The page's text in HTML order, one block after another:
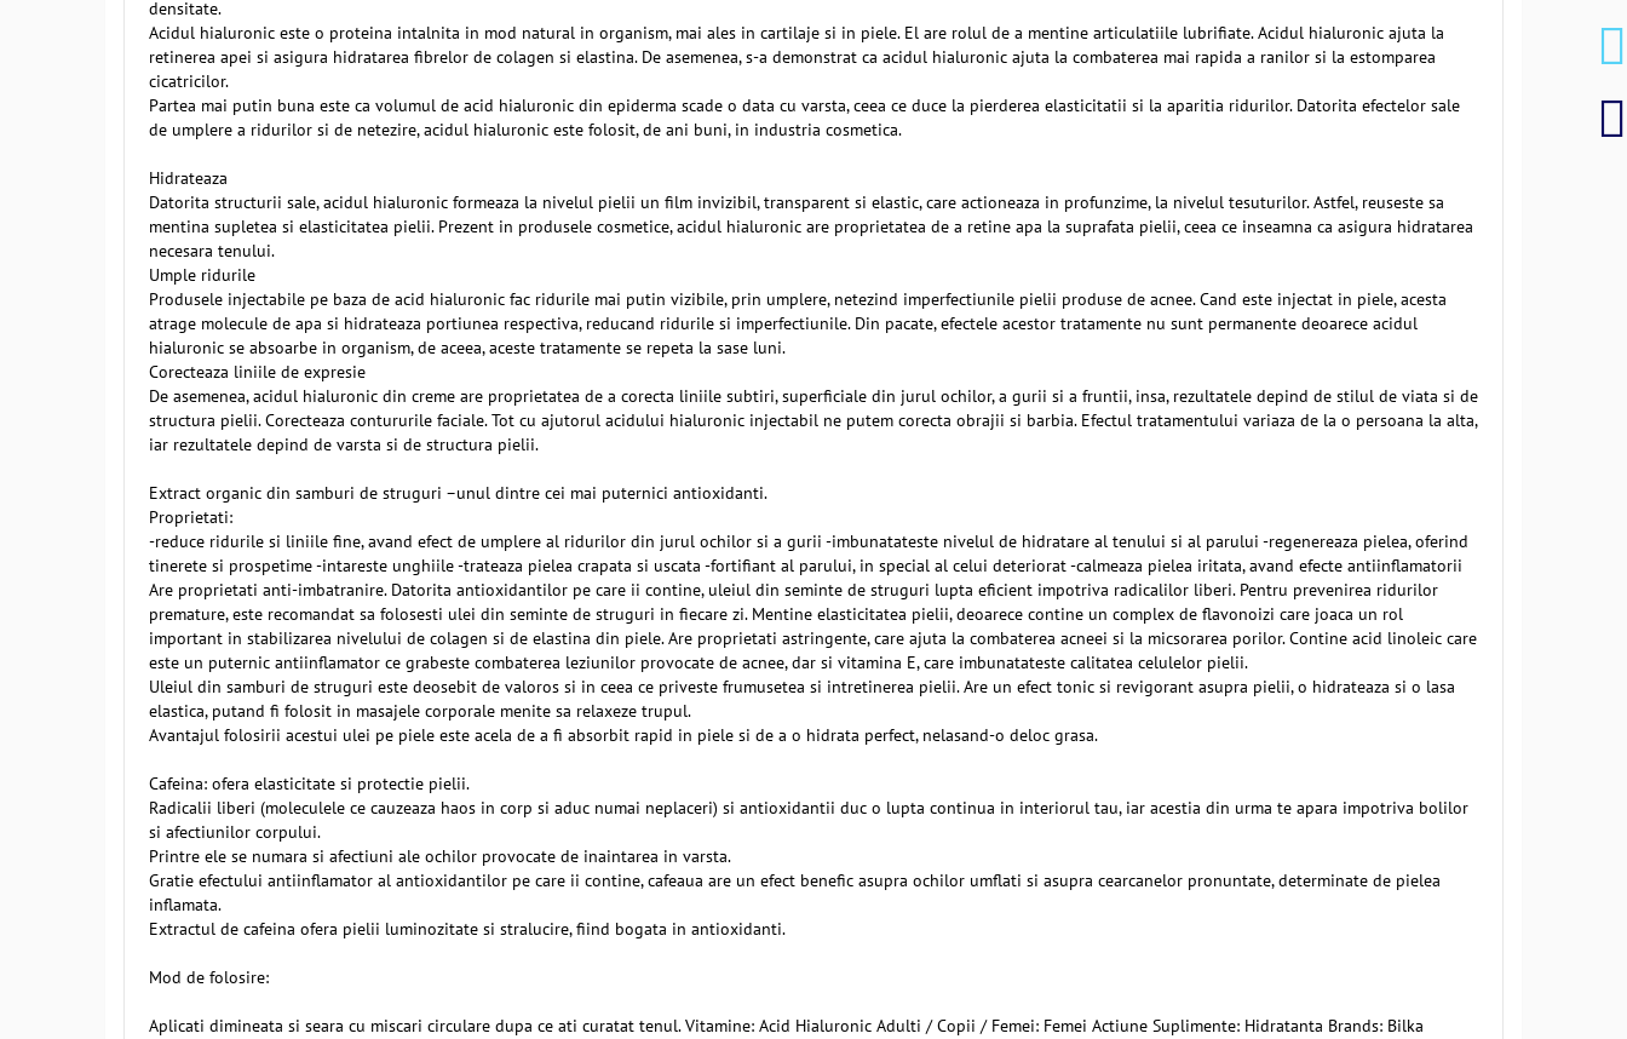
densitate.
Acidul hialuronic este o proteina intalnita in mod natural in organism, mai ales in cartilaje si in piele. El are rolul de a mentine articulatiile lubrifiate. Acidul hialuronic ajuta la
retinerea apei si asigura hidratarea fibrelor de colagen si elastina. De asemenea, s-a demonstrat ca acidul hialuronic ajuta la combaterea mai rapida a ranilor si la estomparea
cicatricilor.
Partea mai putin buna este ca volumul de acid hialuronic din epiderma scade o data cu varsta, ceea ce duce la pierderea elasticitatii si la aparitia ridurilor. Datorita efectelor sale
de umplere a ridurilor si de netezire, acidul hialuronic este folosit, de ani buni, in industria cosmetica.
Hidrateaza
Datorita structurii sale, acidul hialuronic formeaza la nivelul pielii un film invizibil, transparent si elastic, care actioneaza in profunzime, la nivelul tesuturilor. Astfel, reuseste sa
mentina supletea si elasticitatea pielii. Prezent in produsele cosmetice, acidul hialuronic are proprietatea de a retine apa la suprafata pielii, ceea ce inseamna ca asigura hidratarea
necesara tenului.
Umple ridurile
Produsele injectabile pe baza de acid hialuronic fac ridurile mai putin vizibile, prin umplere, netezind imperfectiunile pielii produse de acnee. Cand este injectat in piele, acesta
atrage molecule de apa si hidrateaza portiunea respectiva, reducand ridurile si imperfectiunile. Din pacate, efectele acestor tratamente nu sunt permanente deoarece acidul
hialuronic se absoarbe in organism, de aceea, aceste tratamente se repeta la sase luni.
Corecteaza liniile de expresie
De asemenea, acidul hialuronic din creme are proprietatea de a corecta liniile subtiri, superficiale din jurul ochilor, a gurii si a fruntii, insa, rezultatele depind de stilul de viata si de
structura pielii. Corecteaza contururile faciale. Tot cu ajutorul acidului hialuronic injectabil ne putem corecta obrajii si barbia. Efectul tratamentului variaza de la o persoana la alta,
iar rezultatele depind de varsta si de structura pielii.
Extract organic din samburi de struguri –unul dintre cei mai puternici antioxidanti.
Proprietati:
-reduce ridurile si liniile fine, avand efect de umplere al ridurilor din jurul ochilor si a gurii -imbunatateste nivelul de hidratare al tenului si al parului -regenereaza pielea, oferind
tinerete si prospetime -intareste unghiile -trateaza pielea crapata si uscata -fortifiant al parului, in special al celui deteriorat -calmeaza pielea iritata, avand efecte antiinflamatorii
Are proprietati anti-imbatranire. Datorita antioxidantilor pe care ii contine, uleiul din seminte de struguri lupta eficient impotriva radicalilor liberi. Pentru prevenirea ridurilor
premature, este recomandat sa folosesti ulei din seminte de struguri in fiecare zi. Mentine elasticitatea pielii, deoarece contine un complex de flavonoizi care joaca un rol
important in stabilizarea nivelului de colagen si de elastina din piele. Are proprietati astringente, care ajuta la combaterea acneei si la micsorarea porilor. Contine acid linoleic care
este un puternic antiinflamator ce grabeste combaterea leziunilor provocate de acnee, dar si vitamina E, care imbunatateste calitatea celulelor pielii.
Uleiul din samburi de struguri este deosebit de valoros si in ceea ce priveste frumusetea si intretinerea pielii. Are un efect tonic si revigorant asupra pielii, o hidrateaza si o lasa
elastica, putand fi folosit in masajele corporale menite sa relaxeze trupul.
Avantajul folosirii acestui ulei pe piele este acela de a fi absorbit rapid in piele si de a o hidrata perfect, nelasand-o deloc grasa.
Cafeina: ofera elasticitate si protectie pielii.
Radicalii liberi (moleculele ce cauzeaza haos in corp si aduc numai neplaceri) si antioxidantii duc o lupta continua in interiorul tau, iar acestia din urma te apara impotriva bolilor
si afectiunilor corpului.
Printre ele se numara si afectiuni ale ochilor provocate de inaintarea in varsta.
Gratie efectului antiinflamator al antioxidantilor pe care ii contine, cafeaua are un efect benefic asupra ochilor umflati si asupra cearcanelor pronuntate, determinate de pielea
inflamata.
Extractul de cafeina ofera pielii luminozitate si stralucire, fiind bogata in antioxidanti.
Mod de folosire:
Aplicati dimineata si seara cu miscari circulare dupa ce ati curatat tenul. Vitamine: Acid Hialuronic Adulti / Copii / Femei: Femei Actiune Suplimente: Hidratanta Brands: Bilka